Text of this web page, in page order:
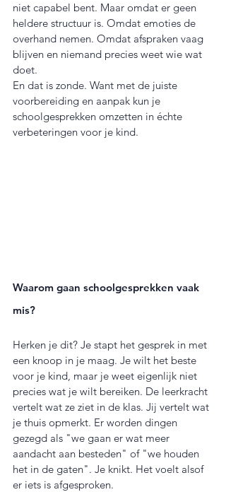
niet capabel bent. Maar omdat er geen
heldere structuur is. Omdat emoties de
overhand nemen. Omdat afspraken vaag
blijven en niemand precies weet wie wat
doet.
En dat is zonde. Want met de juiste
voorbereiding en aanpak kun je
schoolgesprekken omzetten in échte
verbeteringen voor je kind.
Waarom gaan schoolgesprekken vaak
mis?
Herken je dit? Je stapt het gesprek in met
een knoop in je maag. Je wilt het beste
voor je kind, maar je weet eigenlijk niet
precies wat je wilt bereiken. De leerkracht
vertelt wat ze ziet in de klas. Jij vertelt wat
je thuis opmerkt. Er worden dingen
gezegd als "we gaan er wat meer
aandacht aan besteden" of "we houden
het in de gaten". Je knikt. Het voelt alsof
er iets is afgesproken.